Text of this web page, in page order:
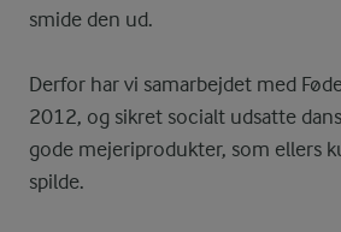
smide den ud.
Derfor har vi samarbejdet med
2012, og sikret socialt udsatte
gode mejeriprodukter, som ellers
spilde.